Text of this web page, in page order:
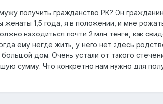
получить гражданство РК? Он
1,5 года, я в положении, и мне
находиться почти 2 млн тенге, как
ему негде жить, у него нет здесь
дом. Очень устали от такого
сумму. Что конкретно нам нужно для